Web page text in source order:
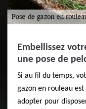
Embellissez
une pose de
Si au fil du temps,
gazon en rouleau
adopter pour